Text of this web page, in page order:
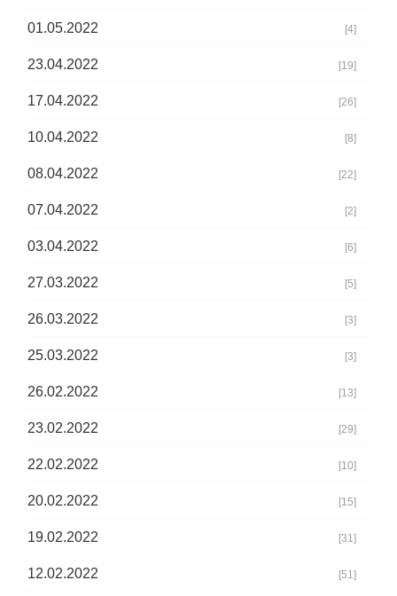
01.05.2022 [4]
23.04.2022 [19]
17.04.2022 [26]
10.04.2022 [8]
08.04.2022 [22]
07.04.2022 [2]
03.04.2022 [6]
27.03.2022 [5]
26.03.2022 [3]
25.03.2022 [3]
26.02.2022 [13]
23.02.2022 [29]
22.02.2022 [10]
20.02.2022 [15]
19.02.2022 [31]
12.02.2022 [51]